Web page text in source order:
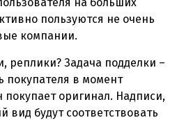
пользуются не очень
компании.
реплики? Задача подделки –
покупателя в момент
покупает оригинал. Надписи,
будут соответствовать